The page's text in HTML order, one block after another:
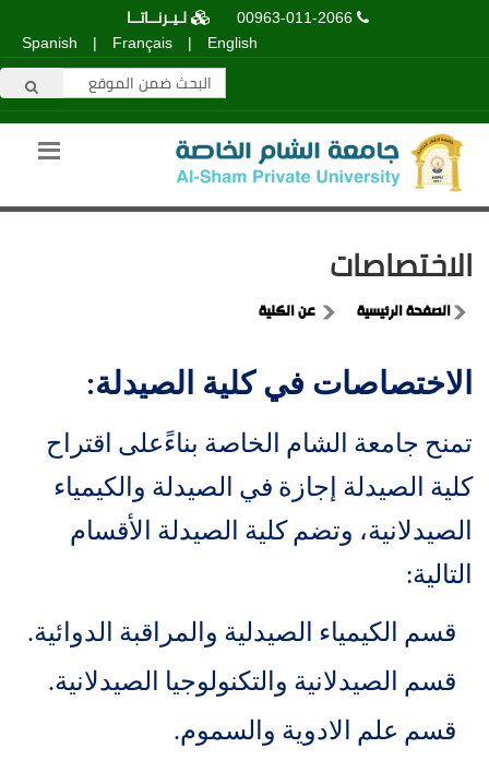
00963-011-2066
لـيـرنــاتــا
English
|
Français
|
Spanish
الاختصاصات
الصفحة الرئيسية عن الكلية
الاختصاصات في كلية الصيدلة:
تمنح جامعة الشام الخاصة بناءًعلى اقتراح
كلية الصيدلة إجازة في الصيدلة والكيمياء
الصيدلانية، وتضم كلية الصيدلة الأقسام
التالية:
قسم الكيمياء الصيدلية والمراقبة الدوائية.
قسم الصيدلانية والتكنولوجيا الصيدلانية.
قسم علم الادوية والسموم.